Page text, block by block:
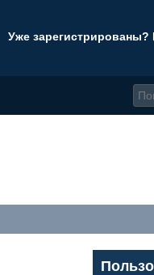
Уже зарегистрированы?